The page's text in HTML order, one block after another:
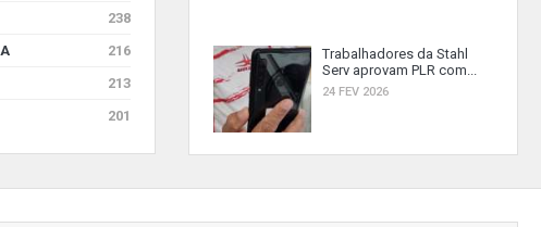
238
216
213
201
Trabalhadores da Stahl
Serv aprovam PLR com...
24 FEV 2026